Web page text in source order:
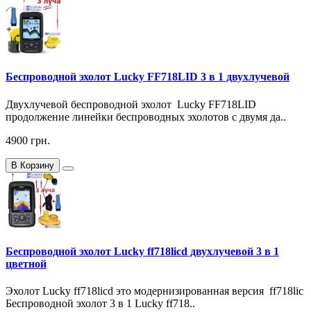
Беспроводной эхолот Lucky FF718LID 3 в 1 двухлучевой
Двухлучевой беспроводной эхолот Lucky FF718LID
продолжение линейки беспроводных эхолотов с двумя да..
4900 грн.
В Корзину
Беспроводной эхолот Lucky ff718licd двухлучевой 3 в 1
цветной
Эхолот Lucky ff718licd это модернизированная версия ff718lic
Беспроводной эхолот 3 в 1 Lucky ff718..